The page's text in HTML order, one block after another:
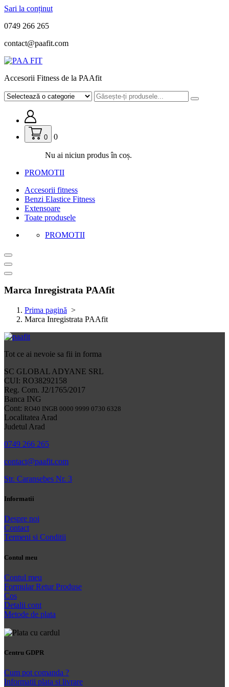
Sari la conținut
0749 266 265
contact@paafit.com
Accesorii Fitness de la PAAfit
0 0
Nu ai niciun produs în coș.
PROMOTII
Accesorii fitness
Benzi Elastice Fitness
Extensoare
Toate produsele
PROMOTII
Marca Inregistrata PAAfit
Prima pagină >
Marca Inregistrata PAAfit
Tot ce ai nevoie sa fii in forma
SC GLOBAL ADYANE SRL
CUI: RO38292158
Reg. Com. J2/1765/2017
Banca ING
Cont: RO40 INGB 0000 9999 0730 6328
Localitatea Arad
Judetul Arad
0749 266 265
contact@paafit.com
Str. Caransebes Nr. 3
Informatii
Despre noi
Contact
Termeni si Conditii
Contul meu
Contul meu
Formular Retur Produse
Cos
Detalii cont
Metode de plata
Centru GDPR
Cum pot comanda ?
Informatii plata si livrare